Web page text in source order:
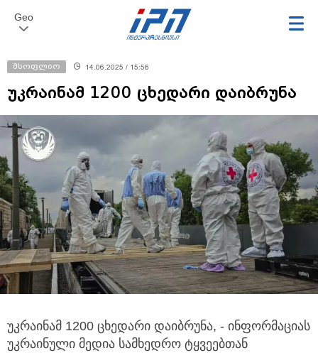
Geo
მსოფლიო 14.06.2025 / 15:56
უკრაინამ 1200 ცხედარი დაიბრუნა
უკრაინამ 1200 ცხედარი დაიბრუნა, - ინფორმაციას
უკრაინული მედია სამხედრო ტყვეებთან